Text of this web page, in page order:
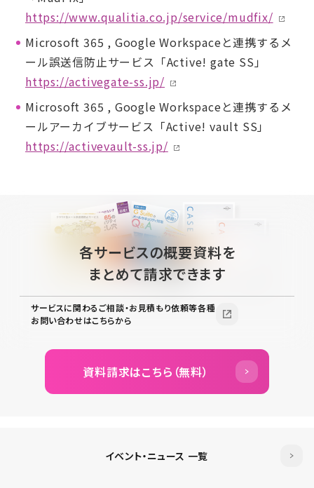
https://www.qualitia.co.jp/service/mudfix/
Microsoft 365 , Google Workspaceと連携するメ
ール誤送信防止サービス「Active! gate SS」
https://activegate-ss.jp/
Microsoft 365 , Google Workspaceと連携するメ
ールアーカイブサービス「Active! vault SS」
https://activevault-ss.jp/
各サービスの概要資料を
まとめて請求できます
サービスに関わるご相談・お見積もり依頼等各種
お問い合わせはこちらから
資料請求はこちら（無料）
イベント・ニュース 一覧